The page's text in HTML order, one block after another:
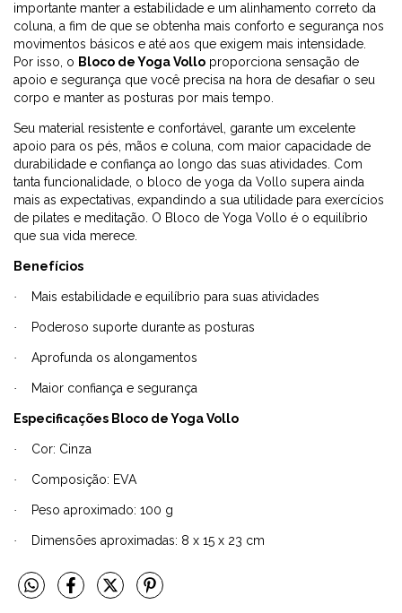
importante manter a estabilidade e um alinhamento correto da
coluna, a fim de que se obtenha mais conforto e segurança nos
movimentos básicos e até aos que exigem mais intensidade.
Por isso, o Bloco de Yoga Vollo proporciona sensação de
apoio e segurança que você precisa na hora de desafiar o seu
corpo e manter as posturas por mais tempo.
Seu material resistente e confortável, garante um excelente
apoio para os pés, mãos e coluna, com maior capacidade de
durabilidade e confiança ao longo das suas atividades. Com
tanta funcionalidade, o bloco de yoga da Vollo supera ainda
mais as expectativas, expandindo a sua utilidade para exercícios
de pilates e meditação. O Bloco de Yoga Vollo é o equilíbrio
que sua vida merece.
Benefícios
· Mais estabilidade e equilíbrio para suas atividades
· Poderoso suporte durante as posturas
· Aprofunda os alongamentos
· Maior confiança e segurança
Especificações Bloco de Yoga Vollo
· Cor: Cinza
· Composição: EVA
· Peso aproximado: 100 g
· Dimensões aproximadas: 8 x 15 x 23 cm